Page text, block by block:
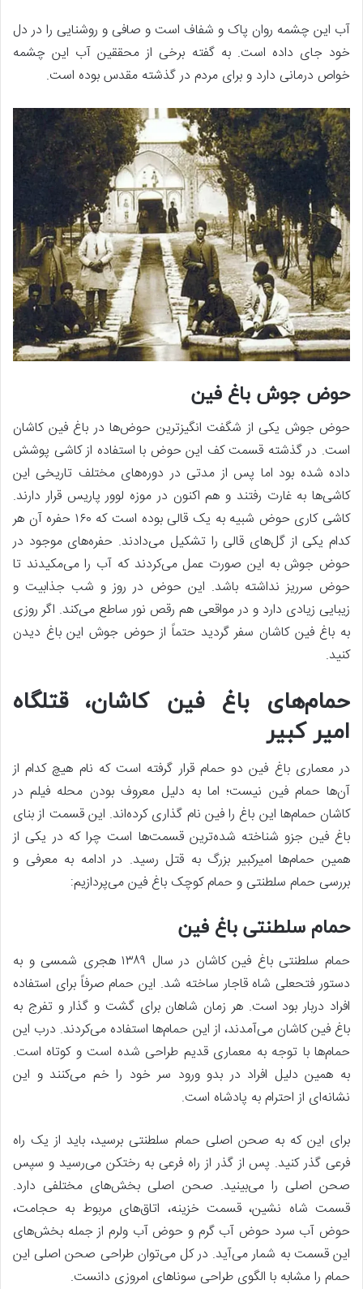
آب این چشمه روان پاک و شفاف است و صافی و روشنایی را در دل
خود جای داده است. به گفته برخی از محققین آب این چشمه
خواص درمانی دارد و برای مردم در گذشته مقدس بوده است.
حوض جوش باغ فین
حوض جوش یکی از شگفت‌ انگیزترین حوض‌ها در باغ فین کاشان
است. در گذشته قسمت کف این حوض با استفاده از کاشی پوشش
داده شده بود اما پس از مدتی در دوره‌های مختلف تاریخی این
کاشی‌‌ها به غارت رفتند و هم اکنون در موزه لوور پاریس قرار دارند.
کاشی کاری حوض شبیه به یک قالی بوده است که ۱۶۰ حفره آن هر
کدام یکی از گل‌های قالی را تشکیل می‌دادند. حفره‌های موجود در
حوض جوش به این صورت عمل می‌کردند که آب را می‌مکیدند تا
حوض سرریز نداشته باشد. این حوض در روز و شب جذابیت و
زیبایی زیادی دارد و در مواقعی هم رقص نور ساطع می‌کند. اگر روزی
به باغ فین کاشان سفر گردید حتماً از حوض جوش این باغ دیدن
کنید.
حمام‌های باغ فین کاشان، قتلگاه
امیر کبیر
در معماری باغ فین دو حمام قرار گرفته است که نام هیچ کدام از
آن‌ها حمام فین نیست؛ اما به دلیل معروف بودن محله فیلم در
کاشان حمام‌ها این باغ را فین نام گذاری کرده‌اند. این قسمت از بنای
باغ فین جزو شناخته شده‌ترین قسمت‌ها است چرا که در یکی از
همین حمام‌ها امیرکبیر بزرگ به قتل رسید. در ادامه به معرفی و
بررسی حمام سلطنتی و حمام کوچک باغ فین می‌پردازیم:
حمام سلطنتی باغ فین
حمام سلطنتی باغ فین کاشان در سال ۱۳۸۹ هجری شمسی و به
دستور فتحعلی شاه قاجار ساخته شد. این حمام صرفاً برای استفاده
افراد دربار بود است. هر زمان شاهان برای گشت و گذار و تفرج به
باغ فین کاشان می‌آمدند، از این حمام‌ها استفاده می‌کردند. درب این
حمام‌ها با توجه به معماری قدیم طراحی شده است و کوتاه است.
به همین دلیل افراد در بدو ورود سر خود را خم می‌کنند و این
نشانه‌ای از احترام به پادشاه است.
برای این که به صحن اصلی حمام سلطنتی برسید، باید از یک راه
فرعی گذر کنید. پس از گذر از راه فرعی به رختکن می‌رسید و سپس
صحن اصلی را می‌بینید. صحن اصلی بخش‌های مختلفی دارد.
قسمت شاه نشین، قسمت خزینه، اتاق‌های مربوط به حجامت،
حوض آب سرد حوض آب گرم و حوض آب ولرم از جمله بخش‌های
این قسمت به شمار می‌آید. در کل می‌توان طراحی صحن اصلی این
حمام را مشابه با الگوی طراحی سوناهای امروزی دانست.